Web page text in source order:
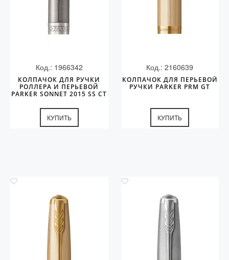
Код.: 1966342
КОЛПАЧОК ДЛЯ РУЧКИ
РОЛЛЕРА И ПЕРЬЕВОЙ
PARKER SONNET 2015 SS CT
КУПИТЬ
Код.: 2160639
КОЛПАЧОК ДЛЯ ПЕРЬЕВОЙ
РУЧКИ PARKER PRM GT
КУПИТЬ